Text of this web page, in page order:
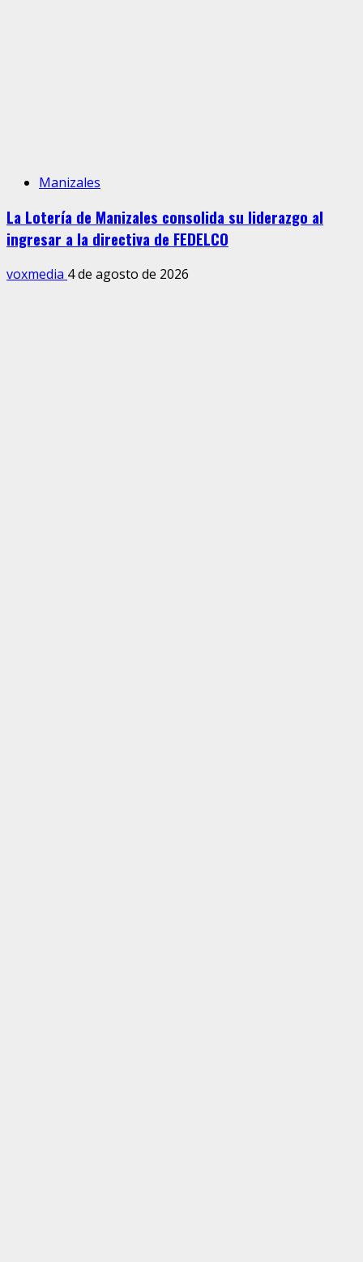
Manizales
La Lotería de Manizales consolida su liderazgo al
ingresar a la directiva de FEDELCO
voxmedia 4 de agosto de 2026